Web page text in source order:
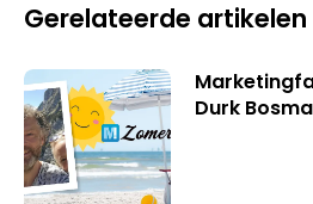
Gerelateerde artikelen
Durk Bosma